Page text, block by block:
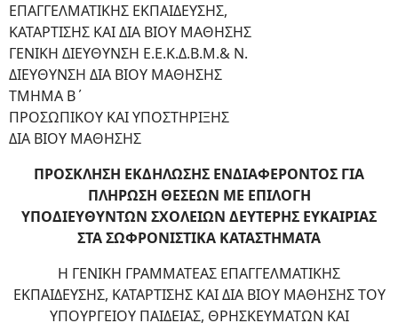
ΕΠΑΓΓΕΛΜΑΤΙΚΗΣ ΕΚΠΑΙΔΕΥΣΗΣ,
ΚΑΤΑΡΤΙΣΗΣ ΚΑΙ ΔΙΑ ΒΙΟΥ ΜΑΘΗΣΗΣ
ΓΕΝΙΚΗ ΔΙΕΥΘΥΝΣΗ Ε.Ε.Κ.Δ.Β.Μ.& Ν.
ΔΙΕΥΘΥΝΣΗ ΔΙΑ ΒΙΟΥ ΜΑΘΗΣΗΣ
ΤΜΗΜΑ Β΄
ΠΡΟΣΩΠΙΚΟΥ ΚΑΙ ΥΠΟΣΤΗΡΙΞΗΣ
ΔΙΑ ΒΙΟΥ ΜΑΘΗΣΗΣ
ΠΡΟΣΚΛΗΣΗ ΕΚΔΗΛΩΣΗΣ ΕΝΔΙΑΦΕΡΟΝΤΟΣ ΓΙΑ
ΠΛΗΡΩΣΗ ΘΕΣΕΩΝ ΜΕ ΕΠΙΛΟΓΗ
ΥΠΟΔΙΕΥΘΥΝΤΩΝ ΣΧΟΛΕΙΩΝ ΔΕΥΤΕΡΗΣ ΕΥΚΑΙΡΙΑΣ
ΣΤΑ ΣΩΦΡΟΝΙΣΤΙΚΑ ΚΑΤΑΣΤΗΜΑΤΑ
Η ΓΕΝΙΚΗ ΓΡΑΜΜΑΤΕΑΣ ΕΠΑΓΓΕΛΜΑΤΙΚΗΣ
ΕΚΠΑΙΔΕΥΣΗΣ, ΚΑΤΑΡΤΙΣΗΣ ΚΑΙ ΔΙΑ ΒΙΟΥ ΜΑΘΗΣΗΣ ΤΟΥ
ΥΠΟΥΡΓΕΙΟΥ ΠΑΙΔΕΙΑΣ, ΘΡΗΣΚΕΥΜΑΤΩΝ ΚΑΙ